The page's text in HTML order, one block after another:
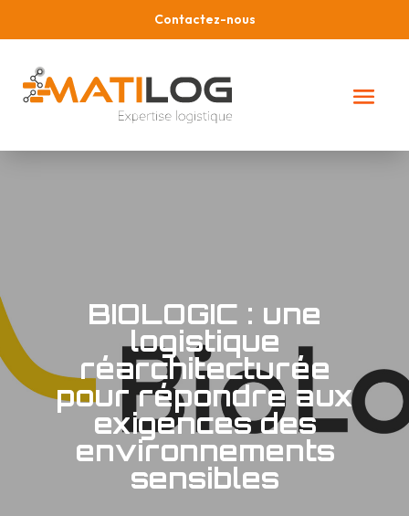
Contactez-nous
BIOLOGIC : une
logistique
réarchitecturée
pour répondre aux
exigences des
environnements
sensibles